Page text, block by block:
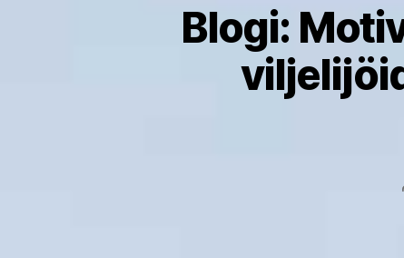
Blogi: